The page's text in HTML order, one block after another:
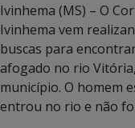
Ivinhema (MS) – O
Ivinhema vem
buscas para
afogado no rio
município. O homem
entrou no rio e não